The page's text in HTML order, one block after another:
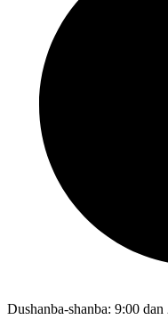
Dushanba-shanba: 9:00 dan